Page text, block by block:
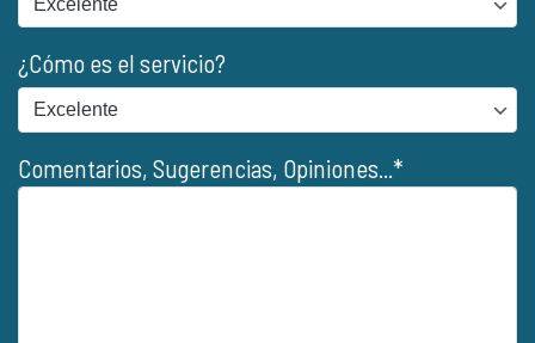
¿Cómo es el servicio?
Comentarios, Sugerencias, Opiniones...*